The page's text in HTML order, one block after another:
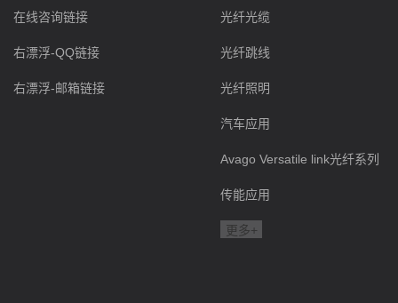
在线咨询链接
右漂浮-QQ链接
右漂浮-邮箱链接
光纤光缆
光纤跳线
光纤照明
汽车应用
Avago Versatile link光纤系列
传能应用
更多+